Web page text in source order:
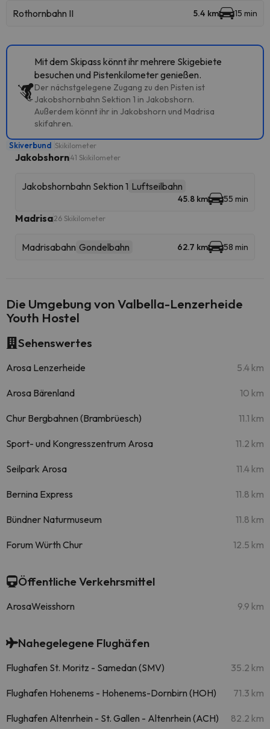
Rothornbahn II 5.4 km 15 min
Mit dem Skipass könnt ihr mehrere Skigebiete
besuchen und Pistenkilometer genießen.
Der nächstgelegene Zugang zu den Pisten ist
Jakobshornbahn Sektion 1 in Jakobshorn.
Außerdem könnt ihr in Jakobshorn und Madrisa
skifahren.
Skiverbund Skikilometer
Jakobshorn41 Skikilometer
Jakobshornbahn Sektion 1 Luftseilbahn
45.8 km 55 min
Madrisa26 Skikilometer
Madrisabahn Gondelbahn 62.7 km 58 min
Die Umgebung von Valbella-Lenzerheide
Youth Hostel
Sehenswertes
Arosa Lenzerheide 5.4 km
Arosa Bärenland 10 km
Chur Bergbahnen (Brambrüesch) 11.1 km
Sport- und Kongresszentrum Arosa 11.2 km
Seilpark Arosa 11.4 km
Bernina Express 11.8 km
Bündner Naturmuseum 11.8 km
Forum Würth Chur 12.5 km
Öffentliche Verkehrsmittel
ArosaWeisshorn 9.9 km
Nahegelegene Flughäfen
Flughafen St. Moritz - Samedan (SMV) 35.2 km
Flughafen Hohenems - Hohenems-Dornbirn (HOH) 71.3 km
Flughafen Altenrhein - St. Gallen - Altenrhein (ACH) 82.2 km